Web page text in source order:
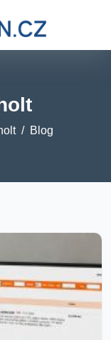
Blog